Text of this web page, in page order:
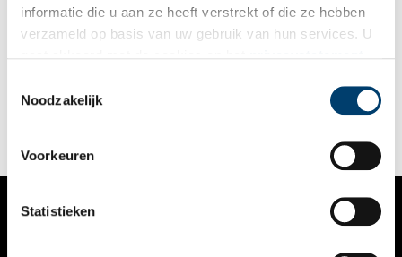
informatie die u aan ze heeft verstrekt of die ze hebben
verzameld op basis van uw gebruik van hun services. U
Noodzakelijk
Voorkeuren
Statistieken
Verfmolen De Kat
Op de Kalverringdijk 29 in Zaandam staat de ruim vier eeuwen
oude verfmolen ‘De Kat’. Het uit twee zeventiende-eeuwse
verfstoffen gemaakt in de molen. Dat maakt De Kat de enige
werkende verfmolen in de hele wereld.